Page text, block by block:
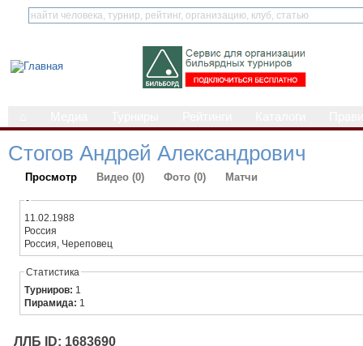
Стогов Андрей Александрович
Просмотр Видео (0) Фото (0) Матчи
-
11.02.1988
Россия
Россия, Череповец
Статистика
Турниров: 1
Пирамида: 1
ЛЛБ ID: 1683690